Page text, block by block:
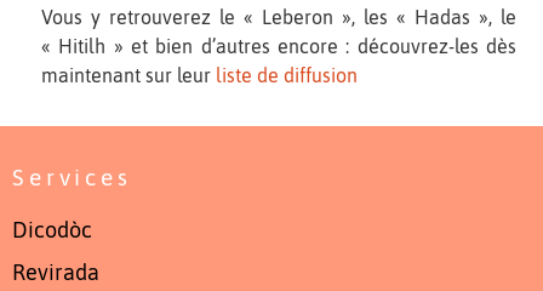
Vous y retrouverez le « Leberon », les « Hadas », le
« Hitilh » et bien d’autres encore : découvrez-les dès
maintenant sur leur liste de diffusion
Services
Dicodòc
Revirada